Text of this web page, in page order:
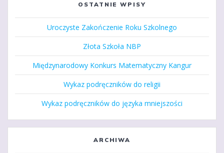
OSTATNIE WPISY
Uroczyste Zakończenie Roku Szkolnego
Złota Szkoła NBP
Międzynarodowy Konkurs Matematyczny Kangur
Wykaz podręczników do religii
Wykaz podręczników do języka mniejszości
ARCHIWA